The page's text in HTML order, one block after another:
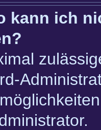
kann ich